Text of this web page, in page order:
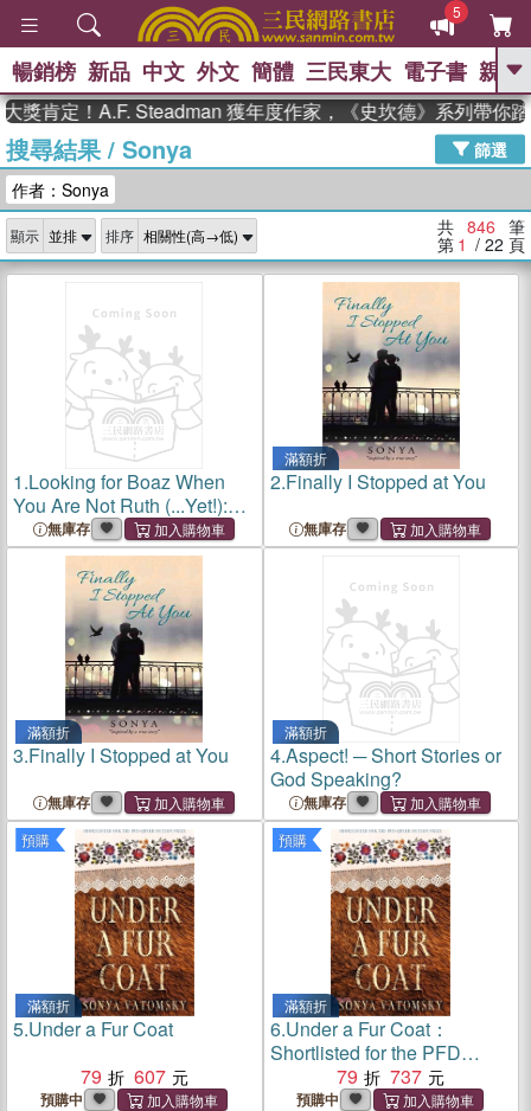
5
GO
高希均教授回憶錄
、 The Odyssey 、 父親節 、 花開錦
李登輝時代 、 數學女孩：黎曼猜想
、
如果歷史是一
群喵 、 臺灣漫遊錄
暢銷榜 新品 中文 外文 簡體 三民東大 電子書 親子
！A.F. Steadman 獲年度作家，《史坎德》系列帶你踏上熱
搜尋結果/ Sonya
篩選
作者：Sonya
顯示 排序 共 846 筆
第 1 / 22 頁
1.Looking for Boaz When
You Are Not Ruth (...Yet!):
Dating Made Simple Using
Basic Bible Principles
無庫存
滿額折
2.Finally I Stopped at You
無庫存
滿額折
3.Finally I Stopped at You
無庫存
滿額折
4.Aspect! ─ Short Stories or
God Speaking?
無庫存
預購
滿額折
5.Under a Fur Coat
79
607
預購中
預購
滿額折
6.Under a Fur Coat：
Shortlisted for the PFD
Queer Fiction Prize
79 737
預購中